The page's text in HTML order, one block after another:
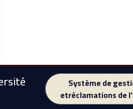
Système de
etréclamations de